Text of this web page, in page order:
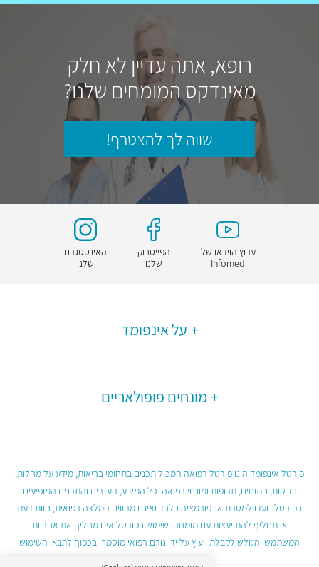
רופא, אתה עדיין לא חלק
מאינדקס המומחים שלנו?
שווה לך להצטרף!
ערוץ הוידאו של
Infomed
הפייסבוק
שלנו
האינסטגרם
שלנו
על אינפומד
מונחים פופולאריים
פורטל אינפומד הינו פורטל רפואה המכיל תכנים בתחומי בריאות, מידע על מחלות,
בדיקות, ניתוחים, תרופות ומונחי רפואה. כל המידע, העזרים והתכנים המופיעים
בפורטל נועדו למטרת אינפורמציה בלבד ואינם מהווים המלצה רפואית, חוות דעת
או תחליף להתייעצות עם מומחה. שימוש בפורטל אינו מחליף את אחריות
המשתמש והגולש לקבלת ייעוץ על ידי גורם רפואי מוסמך ובכפוף לתנאי השימוש
בפורטל.